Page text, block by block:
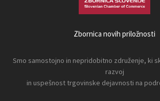
Zbornica novih priložnosti
Smo samostojno in nepridobitno združenje, ki
razvoj
in uspešnost trgovinske dejavnosti na